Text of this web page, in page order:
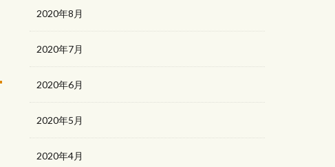
2020年8月
2020年7月
2020年6月
2020年5月
2020年4月